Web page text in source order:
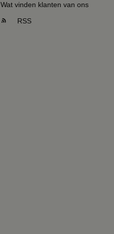
Wat vinden klanten van ons
RSS